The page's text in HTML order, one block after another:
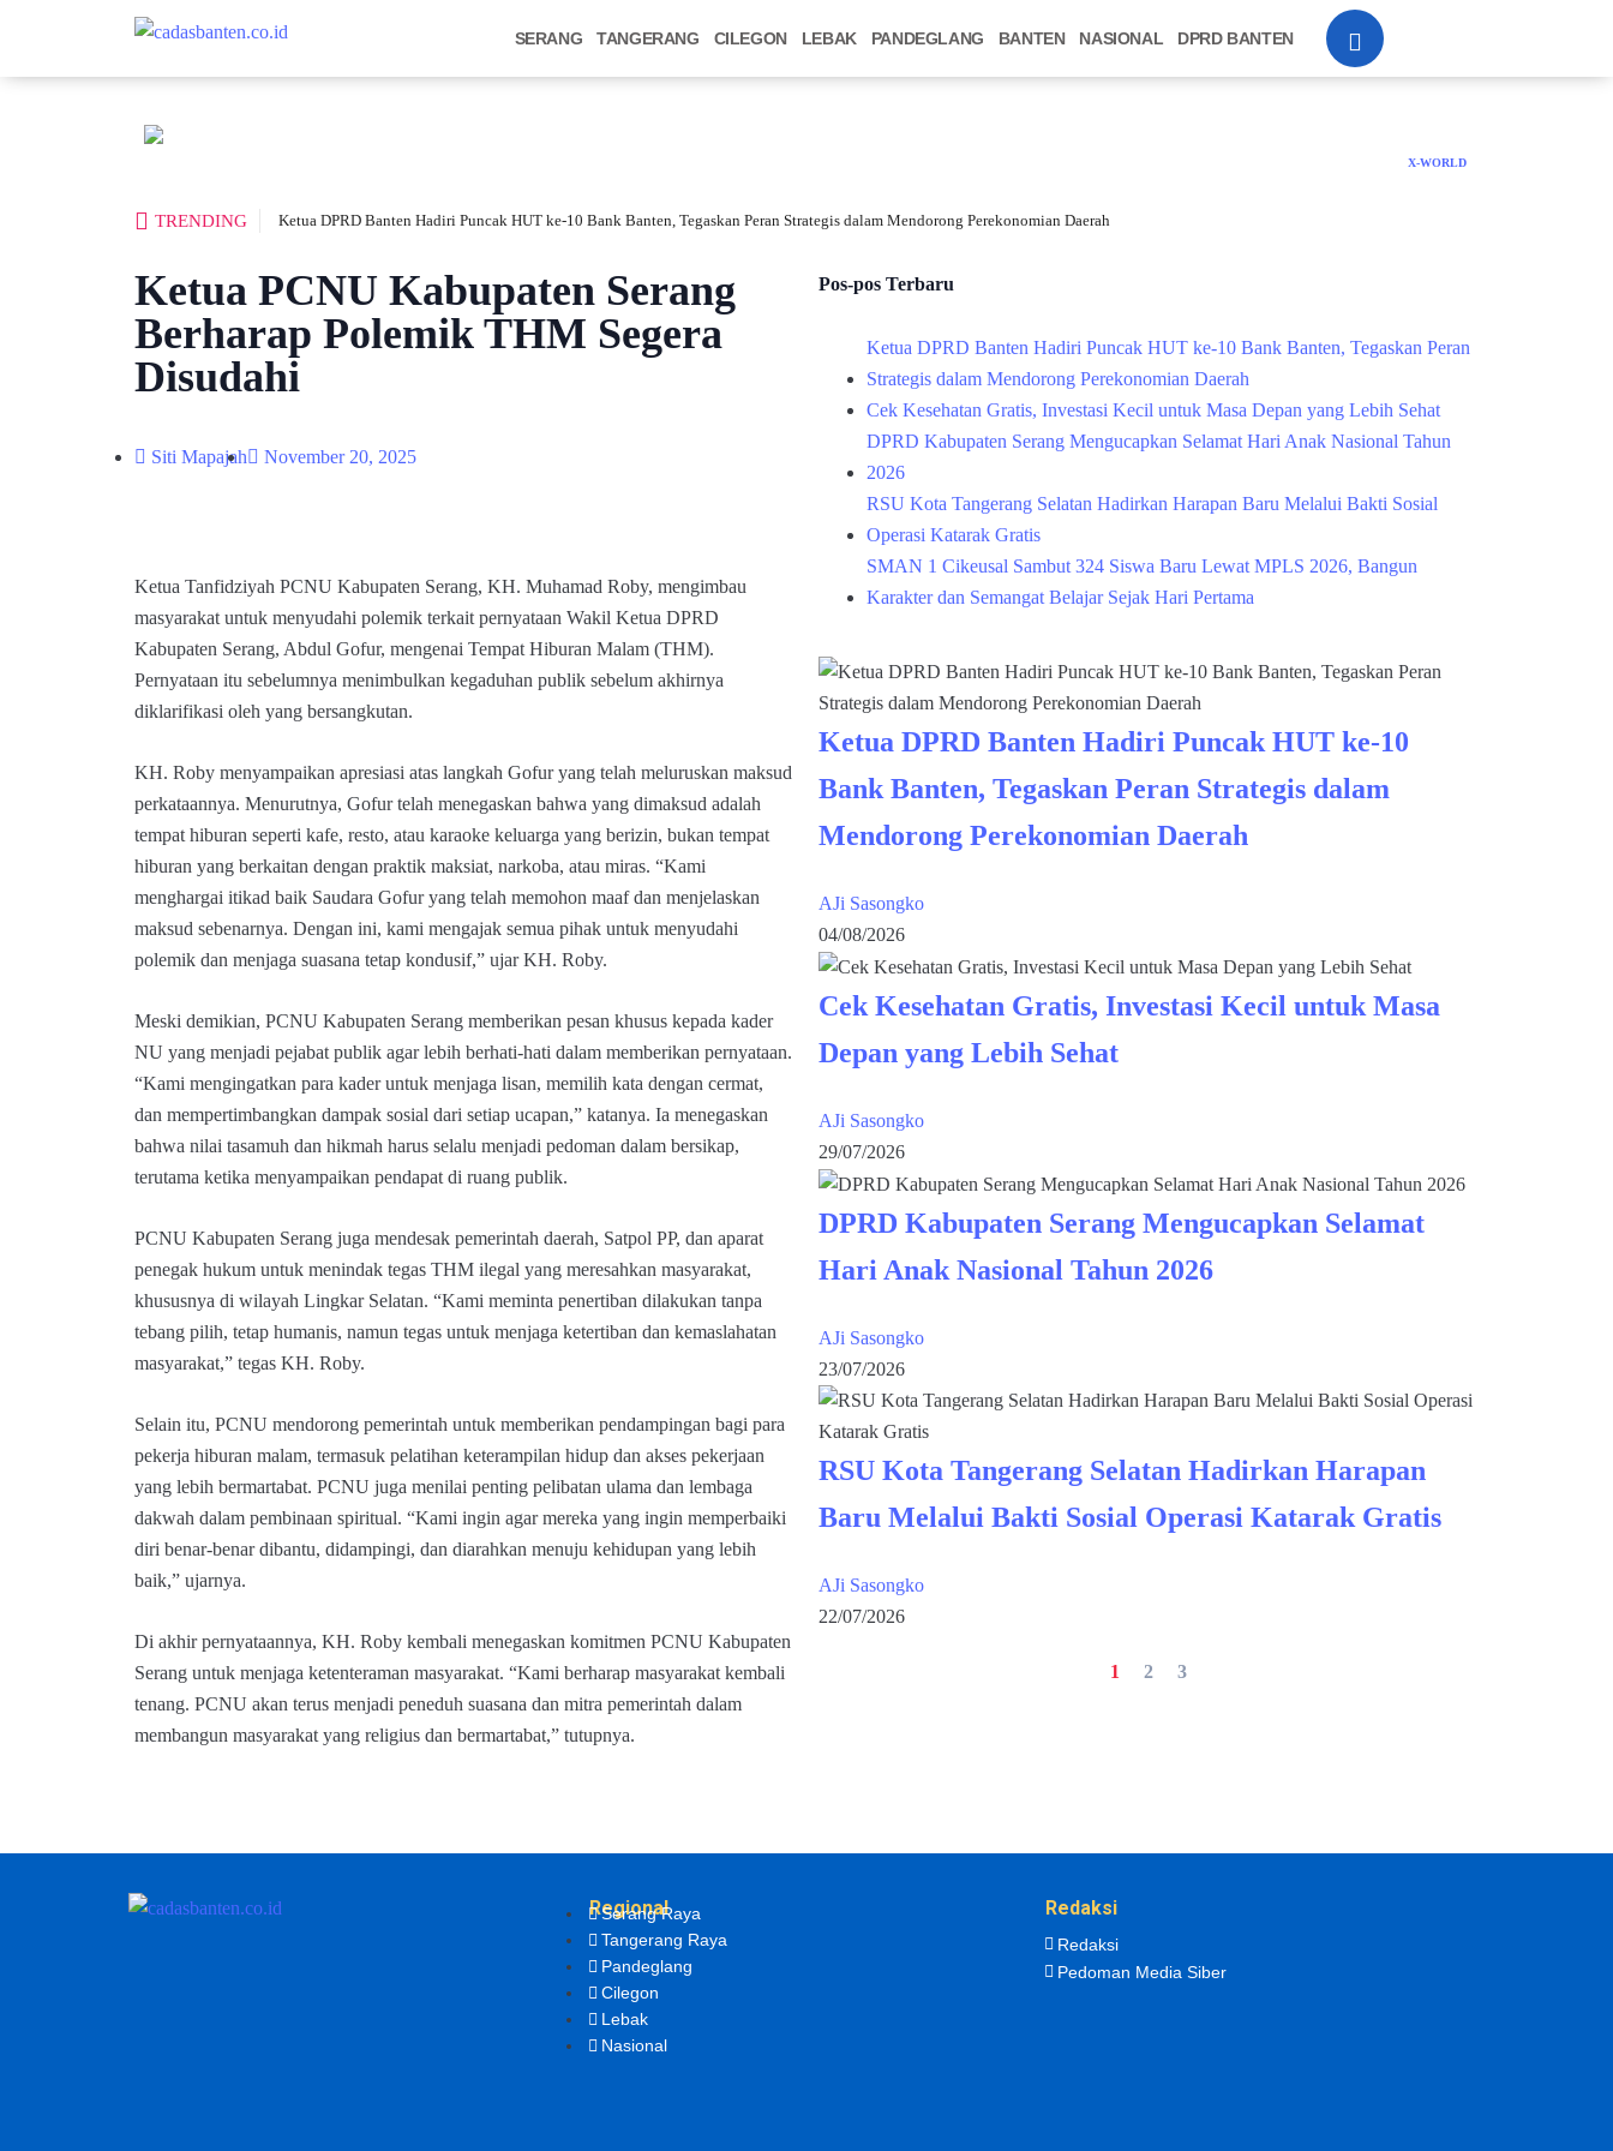
SERANG TANGERANG CILEGON LEBAK PANDEGLANG BANTEN NASIONAL DPRD BANTEN
X-WORLD
TRENDING Ketua DPRD Banten Hadiri Puncak HUT ke-10 Bank Banten, Tegaskan Peran Strategis dalam Mendorong Perekonomian Daerah
Ketua PCNU Kabupaten Serang
Berharap Polemik THM Segera
Disudahi
Siti Mapajah November 20, 2025
Ketua Tanfidziyah PCNU Kabupaten Serang, KH. Muhamad Roby, mengimbau
masyarakat untuk menyudahi polemik terkait pernyataan Wakil Ketua DPRD
Kabupaten Serang, Abdul Gofur, mengenai Tempat Hiburan Malam (THM).
Pernyataan itu sebelumnya menimbulkan kegaduhan publik sebelum akhirnya
diklarifikasi oleh yang bersangkutan.
KH. Roby menyampaikan apresiasi atas langkah Gofur yang telah meluruskan maksud
perkataannya. Menurutnya, Gofur telah menegaskan bahwa yang dimaksud adalah
tempat hiburan seperti kafe, resto, atau karaoke keluarga yang berizin, bukan tempat
hiburan yang berkaitan dengan praktik maksiat, narkoba, atau miras. “Kami
menghargai itikad baik Saudara Gofur yang telah memohon maaf dan menjelaskan
maksud sebenarnya. Dengan ini, kami mengajak semua pihak untuk menyudahi
polemik dan menjaga suasana tetap kondusif,” ujar KH. Roby.
Meski demikian, PCNU Kabupaten Serang memberikan pesan khusus kepada kader
NU yang menjadi pejabat publik agar lebih berhati-hati dalam memberikan pernyataan.
“Kami mengingatkan para kader untuk menjaga lisan, memilih kata dengan cermat,
dan mempertimbangkan dampak sosial dari setiap ucapan,” katanya. Ia menegaskan
bahwa nilai tasamuh dan hikmah harus selalu menjadi pedoman dalam bersikap,
terutama ketika menyampaikan pendapat di ruang publik.
PCNU Kabupaten Serang juga mendesak pemerintah daerah, Satpol PP, dan aparat
penegak hukum untuk menindak tegas THM ilegal yang meresahkan masyarakat,
khususnya di wilayah Lingkar Selatan. “Kami meminta penertiban dilakukan tanpa
tebang pilih, tetap humanis, namun tegas untuk menjaga ketertiban dan kemaslahatan
masyarakat,” tegas KH. Roby.
Selain itu, PCNU mendorong pemerintah untuk memberikan pendampingan bagi para
pekerja hiburan malam, termasuk pelatihan keterampilan hidup dan akses pekerjaan
yang lebih bermartabat. PCNU juga menilai penting pelibatan ulama dan lembaga
dakwah dalam pembinaan spiritual. “Kami ingin agar mereka yang ingin memperbaiki
diri benar-benar dibantu, didampingi, dan diarahkan menuju kehidupan yang lebih
baik,” ujarnya.
Di akhir pernyataannya, KH. Roby kembali menegaskan komitmen PCNU Kabupaten
Serang untuk menjaga ketenteraman masyarakat. “Kami berharap masyarakat kembali
tenang. PCNU akan terus menjadi peneduh suasana dan mitra pemerintah dalam
membangun masyarakat yang religius dan bermartabat,” tutupnya.
Pos-pos Terbaru
Ketua DPRD Banten Hadiri Puncak HUT ke-10 Bank Banten, Tegaskan Peran
Strategis dalam Mendorong Perekonomian Daerah
Cek Kesehatan Gratis, Investasi Kecil untuk Masa Depan yang Lebih Sehat
DPRD Kabupaten Serang Mengucapkan Selamat Hari Anak Nasional Tahun
2026
RSU Kota Tangerang Selatan Hadirkan Harapan Baru Melalui Bakti Sosial
Operasi Katarak Gratis
SMAN 1 Cikeusal Sambut 324 Siswa Baru Lewat MPLS 2026, Bangun
Karakter dan Semangat Belajar Sejak Hari Pertama
Ketua DPRD Banten Hadiri Puncak HUT ke-10
Bank Banten, Tegaskan Peran Strategis dalam
Mendorong Perekonomian Daerah
AJi Sasongko
04/08/2026
Cek Kesehatan Gratis, Investasi Kecil untuk Masa
Depan yang Lebih Sehat
AJi Sasongko
29/07/2026
DPRD Kabupaten Serang Mengucapkan Selamat
Hari Anak Nasional Tahun 2026
AJi Sasongko
23/07/2026
RSU Kota Tangerang Selatan Hadirkan Harapan
Baru Melalui Bakti Sosial Operasi Katarak Gratis
AJi Sasongko
22/07/2026
1 2 3
Regional
Serang Raya
Tangerang Raya
Pandeglang
Cilegon
Lebak
Nasional
Redaksi
Redaksi
Pedoman Media Siber